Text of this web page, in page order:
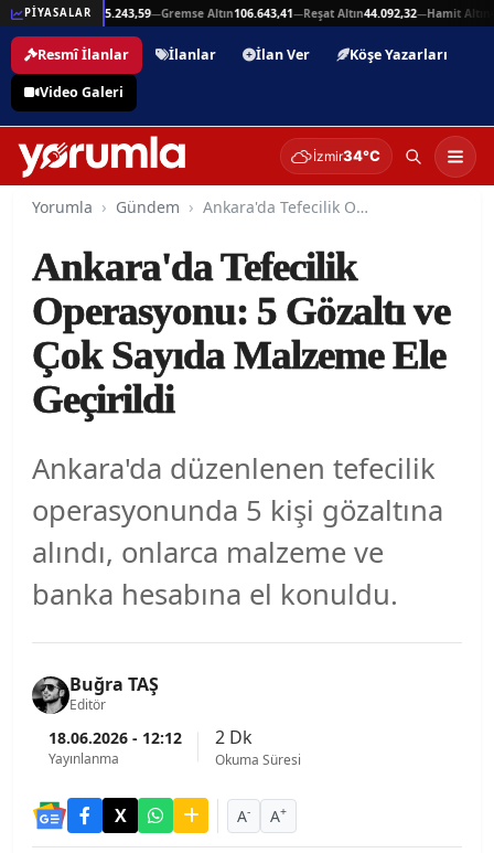
PİYASALAR
— Beşli Altın215.243,59—Gremse Altın106.643,41—Reşat Altın44.092,32—Hamit Altın
Resmî İlanlar İlanlar İlan Ver
Köşe Yazarları
Video Galeri
İzmir34°C
Yorumla Gündem Ankara'da Tefecilik Operasyonu: 5 Gözaltı ve Çok Sayıda Malzeme Ele Geçirildi
Ankara'da Tefecilik
Operasyonu: 5 Gözaltı ve
Çok Sayıda Malzeme Ele
Geçirildi
Ankara'da düzenlenen tefecilik
operasyonunda 5 kişi gözaltına
alındı, onlarca malzeme ve
banka hesabına el konuldu.
Buğra TAŞ
Editör
18.06.2026 - 12:12
Yayınlanma
2 Dk
Okuma Süresi
A- A+